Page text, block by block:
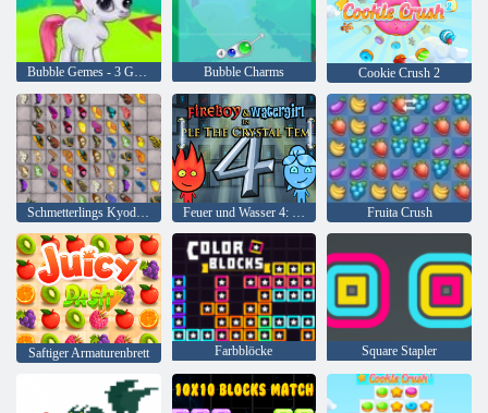
Bubble Gemes - 3 Gewinnt Bubble Charms Cookie Crush 2
Schmetterlings Kyodai HD Feuer und Wasser 4: Kristalltempel Fruita Crush
Saftiger Armaturenbrett Farbblöcke Square Stapler